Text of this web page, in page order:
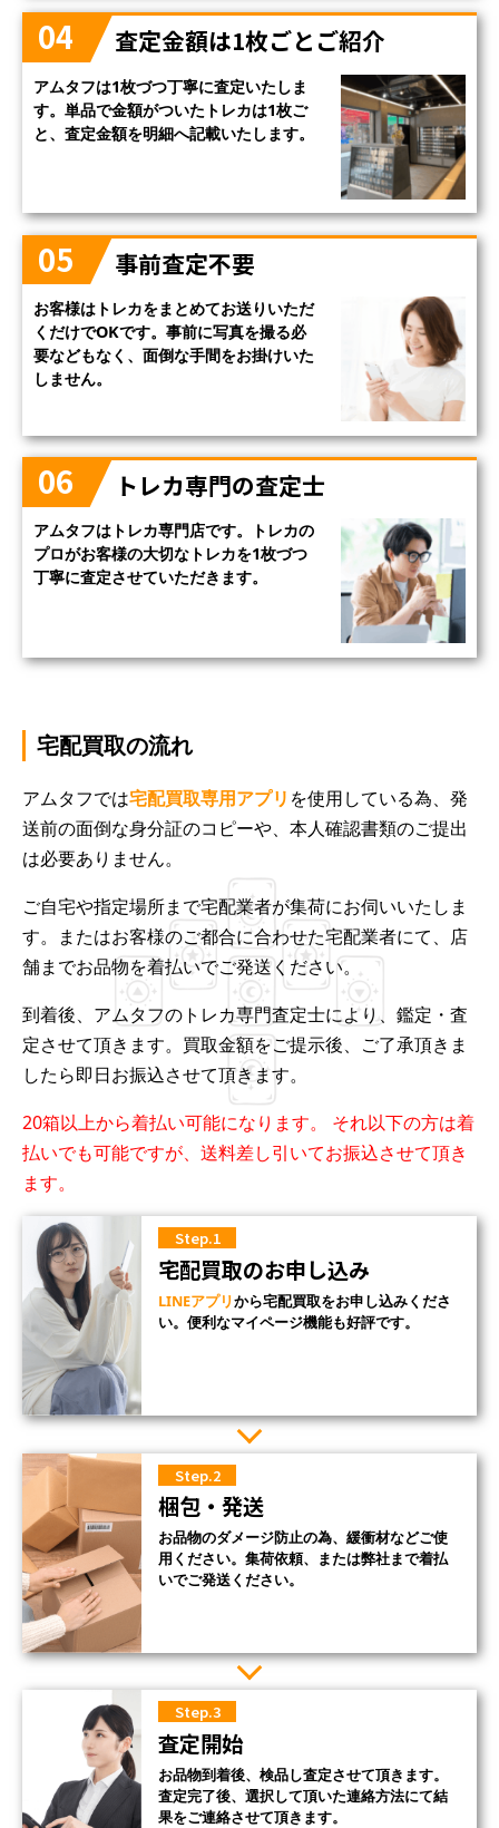
04 査定金額は1枚ごとご紹介
アムタフは1枚づつ丁寧に査定いたしま
す。単品で金額がついたトレカは1枚ご
と、査定金額を明細へ記載いたします。
05 事前査定不要
お客様はトレカをまとめてお送りいただ
くだけでOKです。事前に写真を撮る必
要などもなく、面倒な手間をお掛けいた
しません。
06 トレカ専門の査定士
アムタフはトレカ専門店です。トレカの
プロがお客様の大切なトレカを1枚づつ
丁寧に査定させていただきます。
宅配買取の流れ
アムタフでは宅配買取専用アプリ を使用している為、発
送前の面倒な身分証のコピーや、本人確認書類のご提出
は必要ありません。
ご自宅や指定場所まで宅配業者が集荷にお伺いいたしま
す。またはお客様のご都合に合わせた宅配業者にて、店
舗までお品物を着払いでご発送ください。
到着後、アムタフのトレカ専門査定士により、鑑定・査
定させて頂きます。買取金額をご提示後、ご了承頂きま
したら即日お振込させて頂きます。
20箱以上から着払い可能になります。 それ以下の方は着
払いでも可能ですが、送料差し引いてお振込させて頂き
ます。
Step.1
宅配買取のお申し込み
LINEアプリから宅配買取をお申し込みくださ
い。便利なマイページ機能も好評です。
Step.2
梱包・発送
お品物のダメージ防止の為、緩衝材などご使
用ください。集荷依頼、または弊社まで着払
いでご発送ください。
Step.3
査定開始
お品物到着後、検品し査定させて頂きます。
査定完了後、選択して頂いた連絡方法にて結
果をご連絡させて頂きます。